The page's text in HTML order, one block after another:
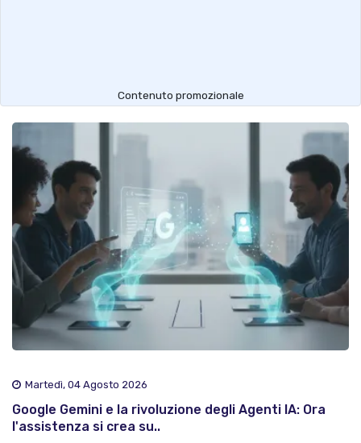
Contenuto promozionale
Martedì, 04 Agosto 2026
Google Gemini e la rivoluzione degli Agenti IA: Ora
l'assistenza si crea su..